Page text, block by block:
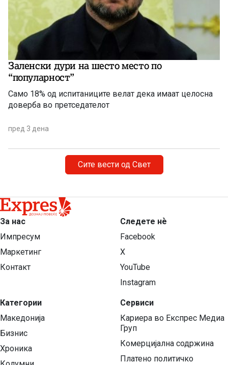
Заленски дури на шесто место по
“популарност”
Само 18% од испитаниците велат дека имаат целосна
доверба во претседателот
пред 3 дена
Сите вести од Свет
За нас
Импресум
Маркетинг
Контакт
Категории
Македонија
Бизнис
Хроника
Следете нѐ
Facebook
X
YouTube
Instagram
Сервиси
Кариера во Експрес Медиа
Груп
Комерцијална содржина
Платено политичко